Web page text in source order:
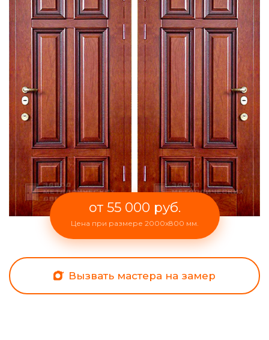
от 55 000 руб.
Цена при размере 2000x800 мм.
Вызвать мастера на замер